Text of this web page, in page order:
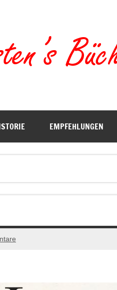
EMPFEHLUNGEN